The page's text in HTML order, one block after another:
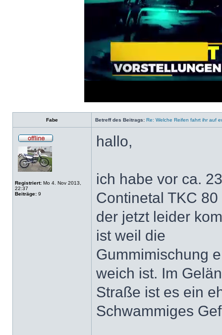
Fabe Betreff des Beitrags: Re: Welche Reifen fahrt ihr auf
Registriert: Mo 4. Nov 2013,
22:37
Beiträge: 9
hallo,
ich habe vor ca.
Continetal TKC
der jetzt leider
ist weil die
Gummimischung
weich ist. Im
Straße ist es ein
Schwammiges